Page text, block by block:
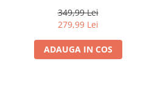
349,99 Lei
279,99 Lei
ADAUGA IN COS